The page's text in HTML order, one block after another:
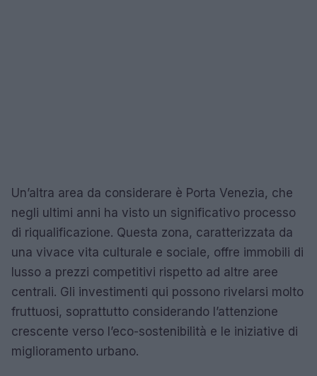
Un’altra area da considerare è Porta Venezia, che
negli ultimi anni ha visto un significativo processo
di riqualificazione. Questa zona, caratterizzata da
una vivace vita culturale e sociale, offre immobili di
lusso a prezzi competitivi rispetto ad altre aree
centrali. Gli investimenti qui possono rivelarsi molto
fruttuosi, soprattutto considerando l’attenzione
crescente verso l’eco-sostenibilità e le iniziative di
miglioramento urbano.